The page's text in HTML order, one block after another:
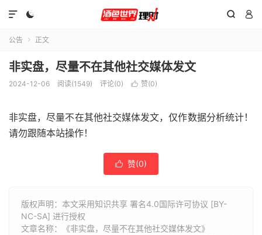
  

公告  正文
非实盘，尽量不在其他社交媒体发文
2024-12-06 阅读(1549) 评论(0)  赞(0)
非实盘，尽量不在其他社交媒体发文，仅作数据分析统计！
请勿跟随本站操作！
 赞(0)
版权声明：本文采用知识共享 署名4.0国际许可协议 [BY-
NC-SA] 进行授权
文章名称：《非实盘，尽量不在其他社交媒体发文》